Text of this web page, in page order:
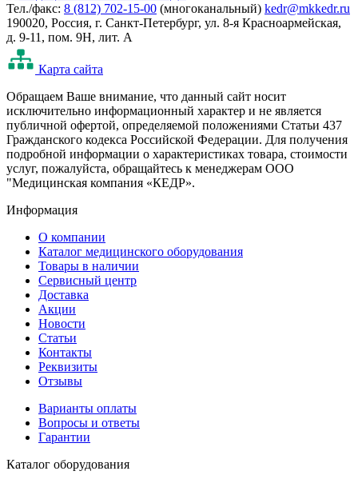
Тел./факс: 8 (812) 702-15-00 (многоканальный) kedr@mkkedr.ru
190020, Россия, г. Санкт-Петербург, ул. 8-я Красноармейская,
д. 9-11, пом. 9Н, лит. А
Карта сайта
Oбращаем Ваше внимание, что данный сайт носит
исключительно информационный характер и не является
публичной офертой, определяемой положениями Статьи 437
Гражданского кодекса Российской Федерации. Для получения
подробной информации о характеристиках товара, стоимости
услуг, пожалуйста, обращайтесь к менеджерам ООО
"Медицинская компания «КЕДР».
Информация
О компании
Каталог медицинского оборудования
Товары в наличии
Сервисный центр
Доставка
Акции
Новости
Статьи
Контакты
Реквизиты
Отзывы
Варианты оплаты
Вопросы и ответы
Гарантии
Каталог оборудования